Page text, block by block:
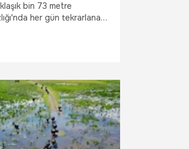
bin 73 metre
her gün tekrarlanan